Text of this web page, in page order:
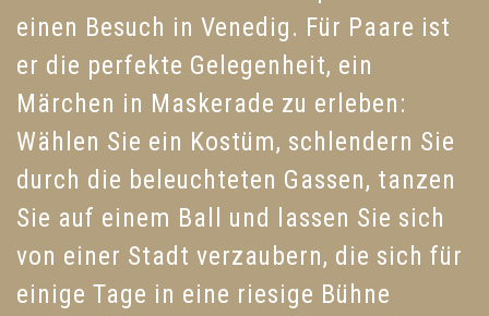
einen Besuch in Venedig. Für Paare ist
er die perfekte Gelegenheit, ein
Märchen in Maskerade zu erleben:
Wählen Sie ein Kostüm, schlendern Sie
durch die beleuchteten Gassen, tanzen
Sie auf einem Ball und lassen Sie sich
von einer Stadt verzaubern, die sich für
einige Tage in eine riesige Bühne